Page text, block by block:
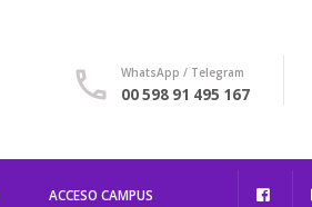
WhatsApp / Telegram
00 598 91 495 167
ACCESO CAMPUS